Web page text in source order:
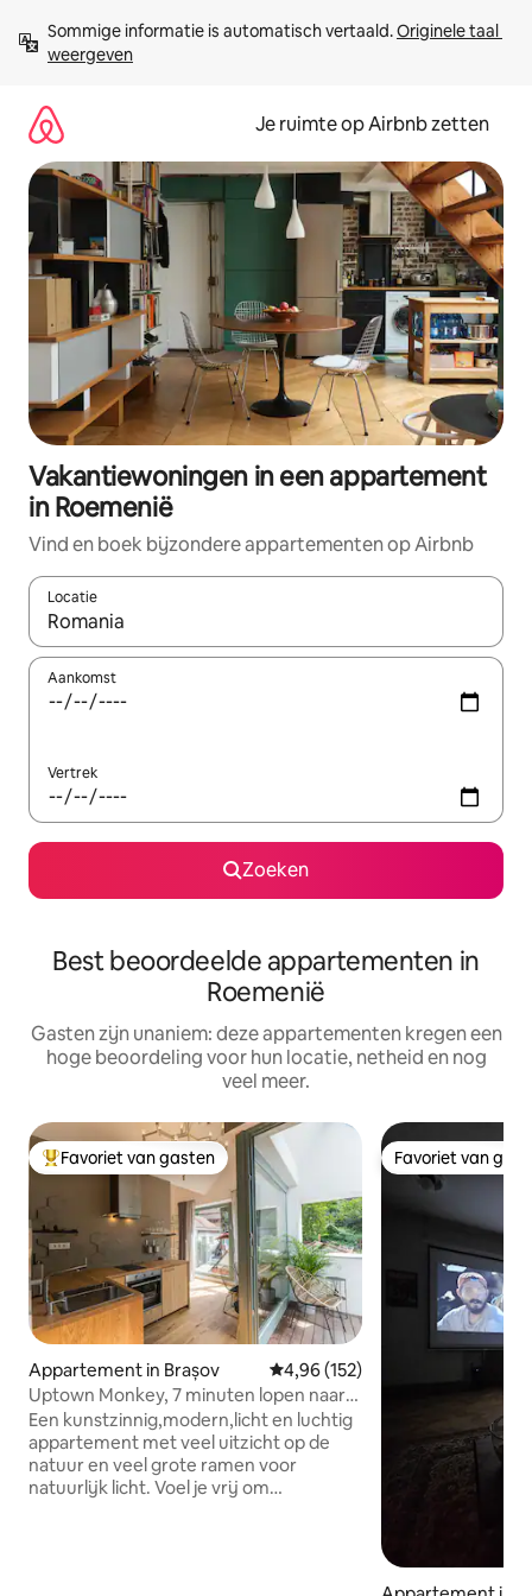
direct
naar
Sommige informatie is automatisch vertaald. Originele taal
weergeven
Je ruimte op Airbnb zetten
Vakantiewoningen in een appartement
in Roemenië
Vind en boek bijzondere appartementen op Airbnb
Locatie
Wanneer er suggesties beschikbaar zijn, maak je een keuze
Aankomst
Vertrek
Zoeken
Best beoordeelde appartementen in
Roemenië
Gasten zijn unaniem: deze appartementen kregen een
hoge beoordeling voor hun locatie, netheid en nog
veel meer.
Topfavoriet van gasten
Favoriet van gasten
Appartement in Brașov Gemiddelde beoordeling van
4,96 (152)
Uptown Monkey, 7 minuten lopen naar
Republicii street
Een kunstzinnig,modern,licht en luchtig
appartement met veel uitzicht op de
natuur en veel grote ramen voor
natuurlijk licht. Voel je vrij om
Favoriet van
Favoriet van